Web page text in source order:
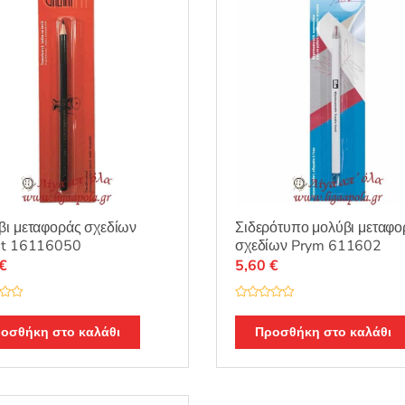
μεταφοράς σχεδίων
16116050
στο καλάθι
Σιδερότυπο μολύβι
σχεδίων Prym 611602
α
ο
ο
5,60 €
Προσθήκη στο καλάθι